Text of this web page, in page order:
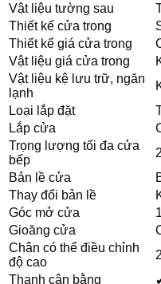
Vật liệu tường sau
Thiết kế cửa trong
Thiết kế giá cửa trong
Vật liệu giá cửa trong
Vật liệu kệ lưu trữ, ngăn
lạnh
Loại lắp đặt
Lắp cửa
Trọng lượng tối đa cửa
bếp
Bản lề cửa
Thay đổi bản lề
Góc mở cửa
Gioăng cửa
Chân có thể điều chỉnh
độ cao
2
Thanh cân bằng